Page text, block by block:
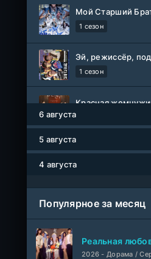
1 сезон
1 сезон
Красная
1-5 сезон
6 августа
5 августа
4 августа
Популярное за месяц
Реальная
2026 - Дорама /